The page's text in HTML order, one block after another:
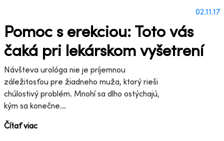
02.11.17
Pomoc s erekciou: Toto vás
čaká pri lekárskom vyšetrení
Návšteva urológa nie je príjemnou
záležitosťou pre žiadneho muža, ktorý rieši
chúlostivý problém. Mnohí sa dlho ostýchajú,
kým sa konečne...
Čítať viac